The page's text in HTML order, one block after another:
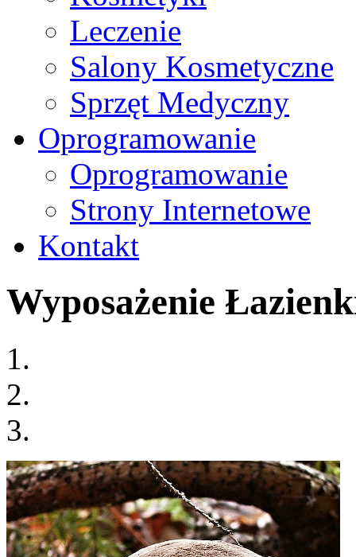
Leczenie
Salony Kosmetyczne
Sprzęt Medyczny
Oprogramowanie
Oprogramowanie
Strony Internetowe
Kontakt
Wyposażenie